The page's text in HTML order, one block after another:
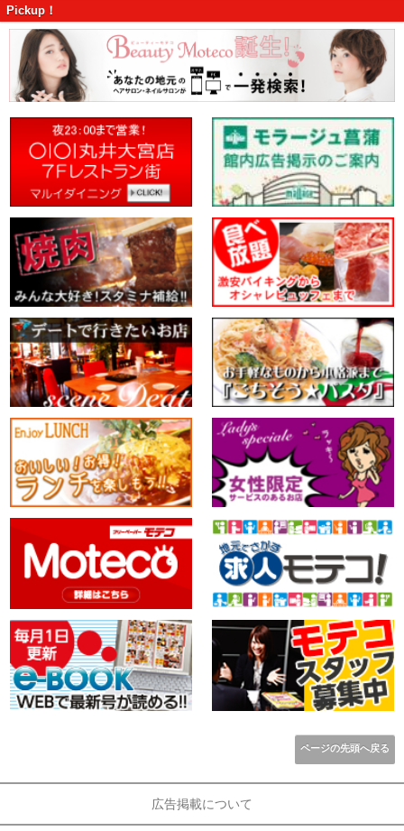
Pickup！
ページの先頭へ戻る
広告掲載について